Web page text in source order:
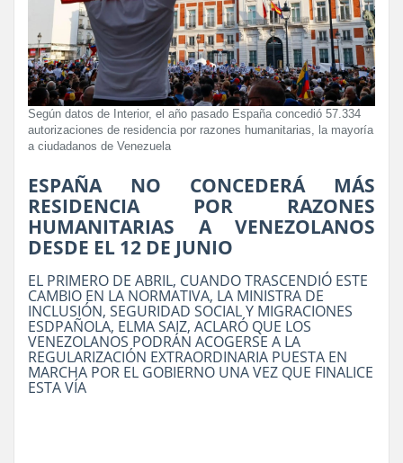
Según datos de Interior, el año pasado España concedió 57.334
autorizaciones de residencia por razones humanitarias, la mayoría
a ciudadanos de Venezuela
ESPAÑA NO CONCEDERÁ MÁS
RESIDENCIA POR RAZONES
HUMANITARIAS A VENEZOLANOS
DESDE EL 12 DE JUNIO
EL PRIMERO DE ABRIL, CUANDO TRASCENDIÓ ESTE
CAMBIO EN LA NORMATIVA, LA MINISTRA DE
INCLUSIÓN, SEGURIDAD SOCIAL Y MIGRACIONES
ESDPAÑOLA, ELMA SAIZ, ACLARÓ QUE LOS
VENEZOLANOS PODRÁN ACOGERSE A LA
REGULARIZACIÓN EXTRAORDINARIA PUESTA EN
MARCHA POR EL GOBIERNO UNA VEZ QUE FINALICE
ESTA VÍA